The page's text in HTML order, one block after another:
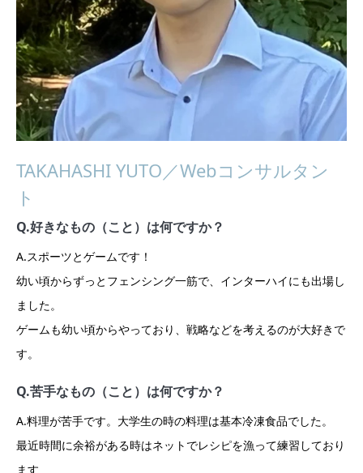
TAKAHASHI YUTO／Webコンサルタン
ト
Q.好きなもの（こと）は何ですか？
A.スポーツとゲームです！
幼い頃からずっとフェンシング一筋で、インターハイにも出場し
ました。
ゲームも幼い頃からやっており、戦略などを考えるのが大好きで
す。
Q.苦手なもの（こと）は何ですか？
A.料理が苦手です。大学生の時の料理は基本冷凍食品でした。
最近時間に余裕がある時はネットでレシピを漁って練習しており
ます